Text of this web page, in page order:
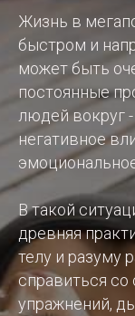
Жизнь в
быстром и
может быть
постоянные
людей вокруг
негативное
В такой
древняя
телу и разуму
справиться
упражнений,